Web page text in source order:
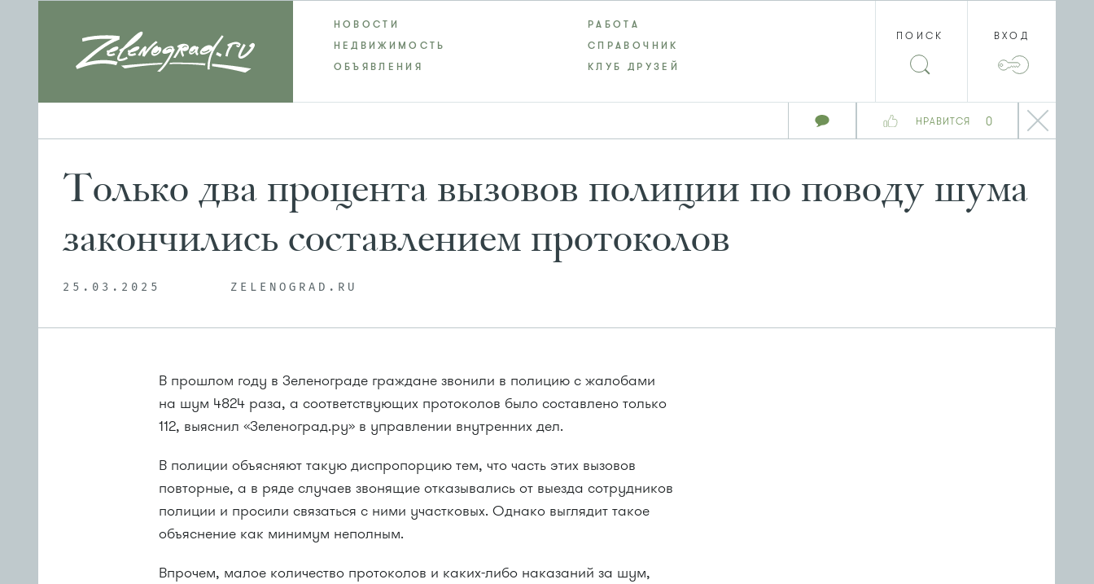
НРАВИТСЯ 0
НОВОСТИ
РАБОТА
НЕДВИЖИМОСТЬ
СПРАВОЧНИК
ОБЪЯВЛЕНИЯ
КЛУБ ДРУЗЕЙ
ПОИСК ВХОД
Только два процента вызовов полиции по поводу шума
закончились составлением протоколов
25.03.2025 ZELENOGRAD.RU
В прошлом году в Зеленограде граждане звонили в полицию с жалобами
на шум 4824 раза, а соответствующих протоколов было составлено только
112, выяснил «Зеленоград.ру» в управлении внутренних дел.
В полиции объясняют такую диспропорцию тем, что часть этих вызовов
повторные, а в ряде случаев звонящие отказывались от выезда сотрудников
полиции и просили связаться с ними участковых. Однако выглядит такое
объяснение как минимум неполным.
Впрочем, малое количество протоколов и каких-либо наказаний за шум,